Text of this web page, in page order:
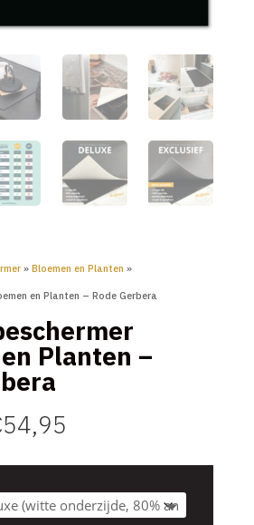
» Bloemen en Planten »
en Planten – Rode Gerbera
Planten –
54,95
€54,95